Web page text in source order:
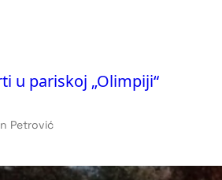
u pariskoj „Olimpiji“
Petrović